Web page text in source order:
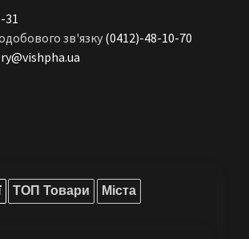
31
зв'язку (0412)-48-10-70
ТОП Товари
Міста